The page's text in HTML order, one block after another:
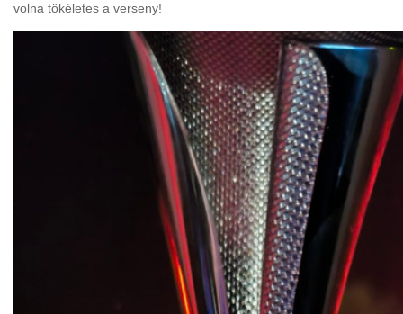
volna tökéletes a verseny!